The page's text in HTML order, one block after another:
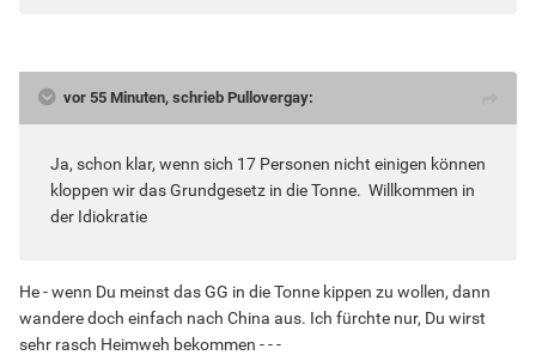
vor 55 Minuten, schrieb Pullovergay:
Ja, schon klar, wenn sich 17 Personen nicht einigen können
kloppen wir das Grundgesetz in die Tonne. Willkommen in
der Idiokratie
He - wenn Du meinst das GG in die Tonne kippen zu wollen, dann
wandere doch einfach nach China aus. Ich fürchte nur, Du wirst
sehr rasch Heimweh bekommen - - -